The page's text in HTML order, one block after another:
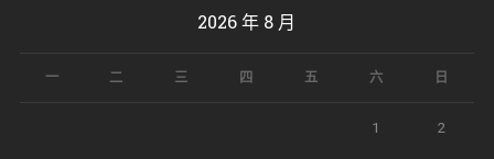
2026 年 8 月
一 二 三 四 五 六 日
1 2